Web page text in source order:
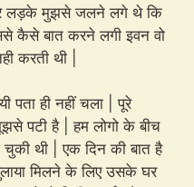
लड़के मुझसे जलने लगे थे कि
कैसे बात करने लगी इवन वो
करती थी |
पता ही नहीं चला | पूरे
पटी है | हम लोगो के बीच
थी | एक दिन की बात है
मिलने के लिए उसके घर